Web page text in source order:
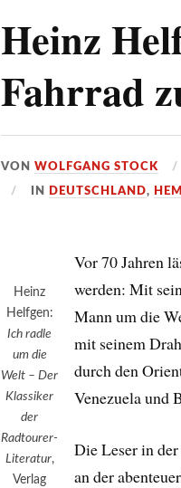
Heinz
Fahrrad
VONWOLFGANG STOCK
IN DEUTSCHLAND,
Heinz
Helfgen:
Ich radle
um die
Welt – Der
Klassiker
der
Radtourer-
Literatur,
Verlag
Vor 70 Jahren
werden: Mit
Mann um die
mit seinem
durch den
Venezuela und
Die Leser in
an der